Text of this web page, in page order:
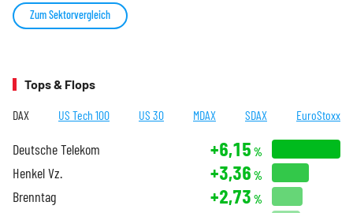
Zum Sektorvergleich
Tops & Flops
DAX US Tech 100 US 30 MDAX SDAX EuroStoxx
Deutsche Telekom +6,15 %
Henkel Vz. +3,36 %
Brenntag +2,73 %